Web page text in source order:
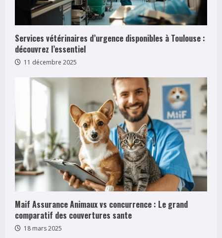
Services vétérinaires d’urgence disponibles à Toulouse :
découvrez l’essentiel
11 décembre 2025
Maif Assurance Animaux vs concurrence : Le grand
comparatif des couvertures sante
18 mars 2025